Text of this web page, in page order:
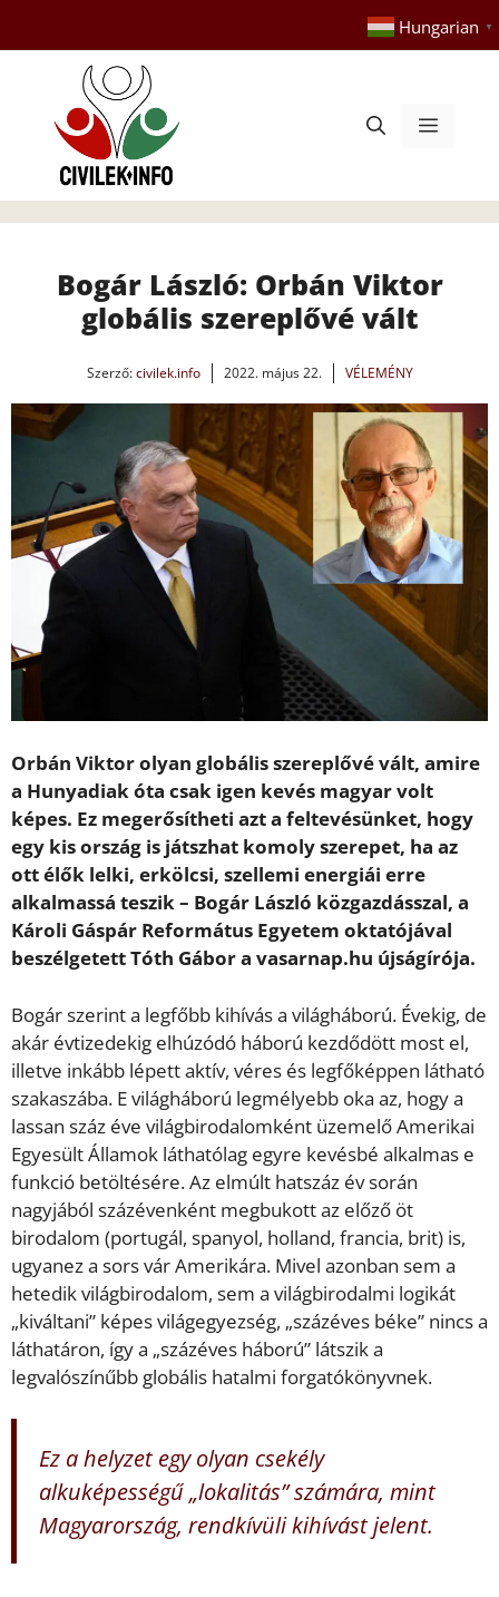
tartalomba
Hungarian ▼
Menü
Bogár László: Orbán Viktor
globális szereplővé vált
Szerző:civilek.info 2022. május 22. VÉLEMÉNY
Orbán Viktor olyan globális szereplővé vált, amire
a Hunyadiak óta csak igen kevés magyar volt
képes. Ez megerősítheti azt a feltevésünket, hogy
egy kis ország is játszhat komoly szerepet, ha az
ott élők lelki, erkölcsi, szellemi energiái erre
alkalmassá teszik – Bogár László közgazdásszal, a
Károli Gáspár Református Egyetem oktatójával
beszélgetett Tóth Gábor a vasarnap.hu újságírója.
Bogár szerint a legfőbb kihívás a világháború. Évekig, de
akár évtizedekig elhúzódó háború kezdődött most el,
illetve inkább lépett aktív, véres és legfőképpen látható
szakaszába. E világháború legmélyebb oka az, hogy a
lassan száz éve világbirodalomként üzemelő Amerikai
Egyesült Államok láthatólag egyre kevésbé alkalmas e
funkció betöltésére. Az elmúlt hatszáz év során
nagyjából százévenként megbukott az előző öt
birodalom (portugál, spanyol, holland, francia, brit) is,
ugyanez a sors vár Amerikára. Mivel azonban sem a
hetedik világbirodalom, sem a világbirodalmi logikát
„kiváltani” képes világegyezség, „százéves béke” nincs a
láthatáron, így a „százéves háború” látszik a
legvalószínűbb globális hatalmi forgatókönyvnek.
Ez a helyzet egy olyan csekély
alkuképességű „lokalitás” számára, mint
Magyarország, rendkívüli kihívást jelent.